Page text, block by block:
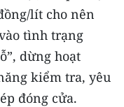
lít cho nên
tình trạng
dừng hoạt
kiểm tra, yêu
đóng cửa.